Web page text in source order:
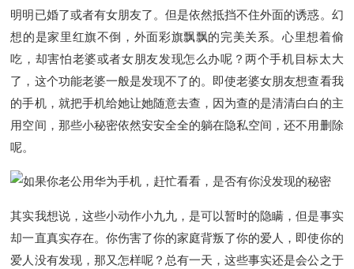
明明已婚了或者有女朋友了。但是依然抵挡不住外面的诱惑。幻
想的是家里红旗不倒，外面彩旗飘飘的完美关系。心里想着偷
吃，却害怕老婆或者女朋友发现怎么办呢？两个手机目标太大
了，这个功能老婆一般是发现不了的。即使老婆女朋友想查看我
的手机，就把手机给她让她随意去查，因为查的是清清白白的主
用空间，那些小秘密依然安安全全的躺在隐私空间，还不用删除
呢。
其实我想说，这些小动作小九九，是可以暂时的隐瞒，但是事实
却一直真实存在。你伤害了你的家庭背叛了你的爱人，即使你的
爱人没有发现，那又怎样呢？总有一天，这些事实还是会公之于